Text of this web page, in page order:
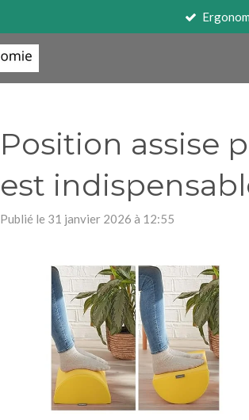
Position assise
est
Publié le 31 janvier 2026 à 12:55